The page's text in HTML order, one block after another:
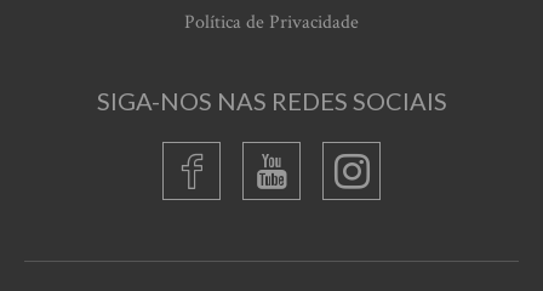
Política de Privacidade
SIGA-NOS NAS REDES SOCIAIS